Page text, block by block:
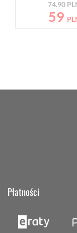
74.90
59
Płatności